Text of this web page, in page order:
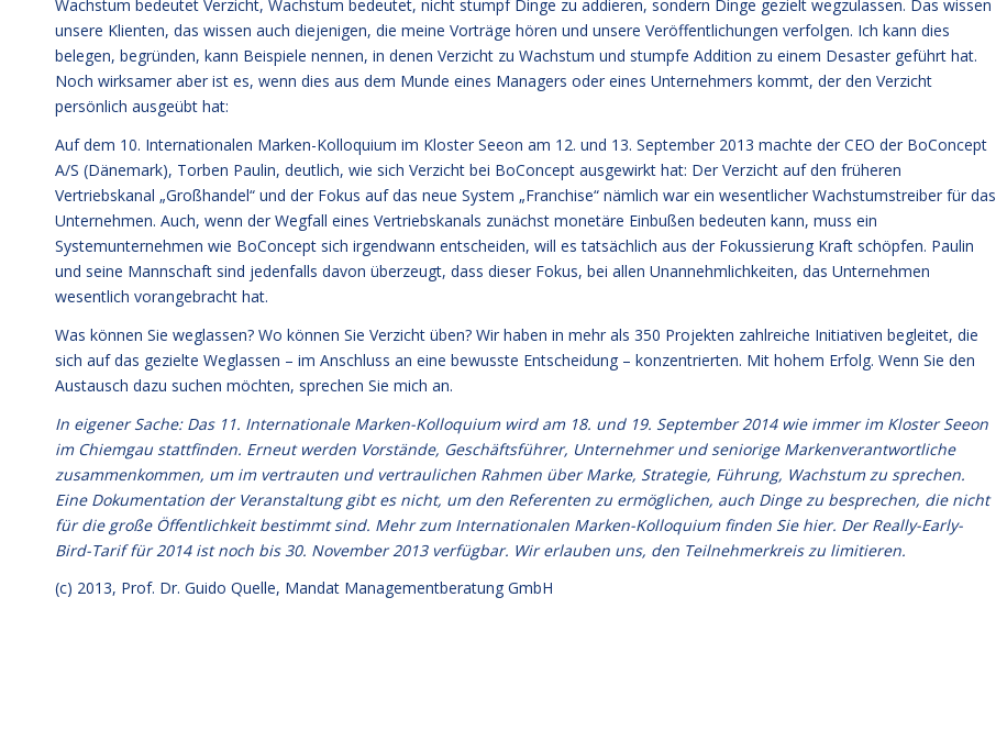
Wachstum bedeutet Verzicht, Wachstum bedeutet, nicht stumpf Dinge zu addieren, sondern Dinge gezielt wegzulassen. Das wissen
unsere Klienten, das wissen auch diejenigen, die meine Vorträge hören und unsere Veröffentlichungen verfolgen. Ich kann dies
belegen, begründen, kann Beispiele nennen, in denen Verzicht zu Wachstum und stumpfe Addition zu einem Desaster geführt hat.
Noch wirksamer aber ist es, wenn dies aus dem Munde eines Managers oder eines Unternehmers kommt, der den Verzicht
persönlich ausgeübt hat:
Auf dem 10. Internationalen Marken-Kolloquium im Kloster Seeon am 12. und 13. September 2013 machte der CEO der BoConcept
A/S (Dänemark), Torben Paulin, deutlich, wie sich Verzicht bei BoConcept ausgewirkt hat: Der Verzicht auf den früheren
Vertriebskanal „Großhandel“ und der Fokus auf das neue System „Franchise“ nämlich war ein wesentlicher Wachstumstreiber für das
Unternehmen. Auch, wenn der Wegfall eines Vertriebskanals zunächst monetäre Einbußen bedeuten kann, muss ein
Systemunternehmen wie BoConcept sich irgendwann entscheiden, will es tatsächlich aus der Fokussierung Kraft schöpfen. Paulin
und seine Mannschaft sind jedenfalls davon überzeugt, dass dieser Fokus, bei allen Unannehmlichkeiten, das Unternehmen
wesentlich vorangebracht hat.
Was können Sie weglassen? Wo können Sie Verzicht üben? Wir haben in mehr als 350 Projekten zahlreiche Initiativen begleitet, die
sich auf das gezielte Weglassen – im Anschluss an eine bewusste Entscheidung – konzentrierten. Mit hohem Erfolg. Wenn Sie den
Austausch dazu suchen möchten, sprechen Sie mich an.
In eigener Sache: Das 11. Internationale Marken-Kolloquium wird am 18. und 19. September 2014 wie immer im Kloster Seeon
im Chiemgau stattfinden. Erneut werden Vorstände, Geschäftsführer, Unternehmer und seniorige Markenverantwortliche
zusammenkommen, um im vertrauten und vertraulichen Rahmen über Marke, Strategie, Führung, Wachstum zu sprechen.
Eine Dokumentation der Veranstaltung gibt es nicht, um den Referenten zu ermöglichen, auch Dinge zu besprechen, die nicht
für die große Öffentlichkeit bestimmt sind. Mehr zum Internationalen Marken-Kolloquium finden Sie hier. Der Really-Early-
Bird-Tarif für 2014 ist noch bis 30. November 2013 verfügbar. Wir erlauben uns, den Teilnehmerkreis zu limitieren.
(c) 2013, Prof. Dr. Guido Quelle, Mandat Managementberatung GmbH